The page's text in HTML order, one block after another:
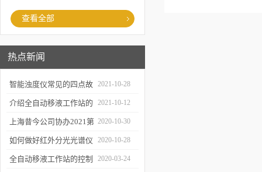
查看全部
热点新闻
智能浊度仪常见的四点故
障
2021-10-28
介绍全自动移液工作站的
三种移液方式
2021-10-12
上海昔今公司协办2021第
二届上海沪助科研圈发展
年会
2020-10-30
如何做好红外分光光谱仪
的防潮工作
2020-10-28
全自动移液工作站的控制 2020-03-24